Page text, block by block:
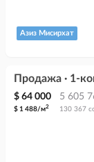
Азиз Мисирхат
Продажа · 1-
$ 64 000 5 605
$ 1 488/м2 130 367